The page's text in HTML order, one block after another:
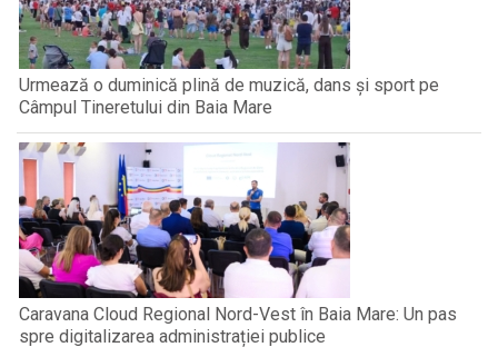
Urmează o duminică plină de muzică, dans și sport pe
Câmpul Tineretului din Baia Mare
Caravana Cloud Regional Nord-Vest în Baia Mare: Un pas
spre digitalizarea administrației publice